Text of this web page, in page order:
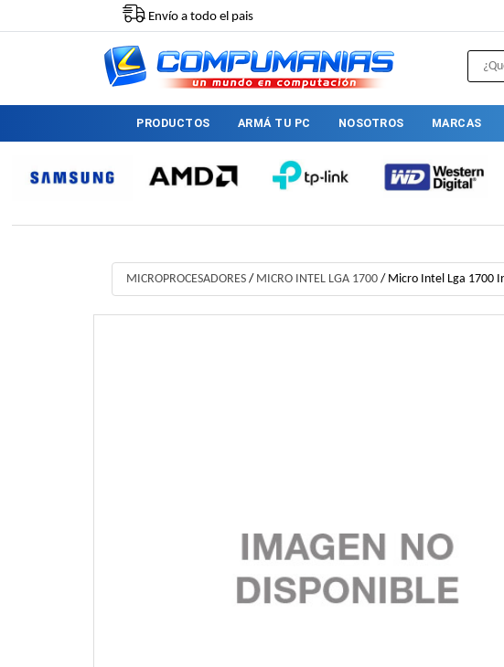
PRODUCTOS ARMÁ TU PC NOSOTROS MARCAS
Envío a todo el pais
MICROPROCESADORES / MICRO INTEL LGA 1700 / Micro Intel Lga 1700